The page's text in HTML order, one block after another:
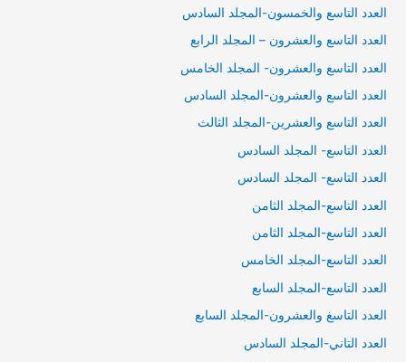
العدد التاسع والخمسون-المجلد السادس
العدد التاسع والعشرون – المجلد الرابع
العدد التاسع والعشرون- المجلد الخامس
العدد التاسع والعشرون-المجلد السادس
العدد التاسع والعشرين-المجلد الثالث
العدد التاسع- المجلد السادس
العدد التاسع- المجلد السادس
العدد التاسع-المجلد الثامن
العدد التاسع-المجلد الثامن
العدد التاسع-المجلد الخامس
العدد التاسع-المجلد السابع
العدد التاسغ والعشرون-المجلد السابع
العدد التاني-المجلد السادس